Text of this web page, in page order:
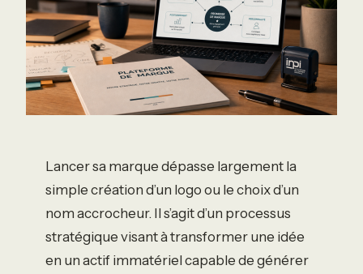
Lancer sa marque dépasse largement la
simple création d’un logo ou le choix d’un
nom accrocheur. Il s’agit d’un processus
stratégique visant à transformer une idée
en un actif immatériel capable de générer